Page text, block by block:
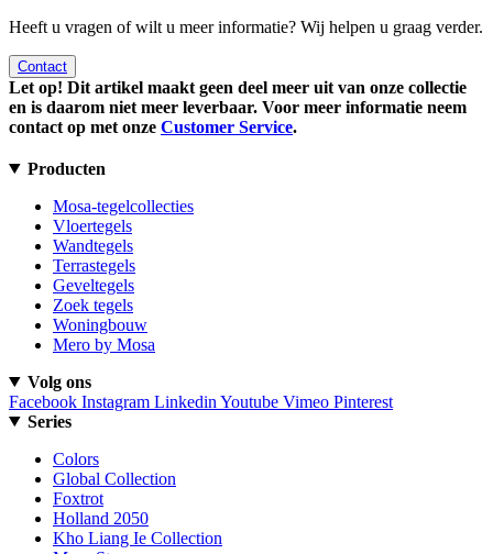
Heeft u vragen of wilt u meer informatie? Wij helpen u graag verder.
Contact
Let op! Dit artikel maakt geen deel meer uit van onze collectie
en is daarom niet meer leverbaar. Voor meer informatie neem
contact op met onze Customer Service.
Producten
Mosa-tegelcollecties
Vloertegels
Wandtegels
Terrastegels
Geveltegels
Zoek tegels
Woningbouw
Mero by Mosa
Volg ons
Facebook Instagram Linkedin Youtube Vimeo Pinterest
Series
Colors
Global Collection
Foxtrot
Holland 2050
Kho Liang Ie Collection